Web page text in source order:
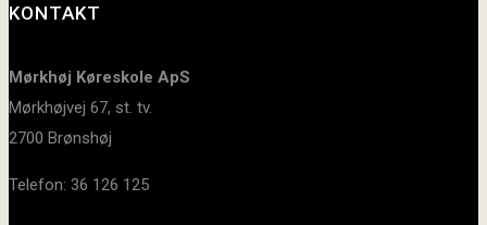
KONTAKT
Mørkhøj Køreskole ApS
Mørkhøjvej 67, st. tv.
2700 Brønshøj
Telefon: 36 126 125